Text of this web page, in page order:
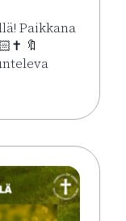
Paikkana
🔖